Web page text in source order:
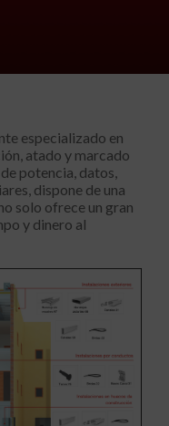
especializado en
atado y marcado
potencia, datos,
dispone de una
solo ofrece un gran
y dinero al